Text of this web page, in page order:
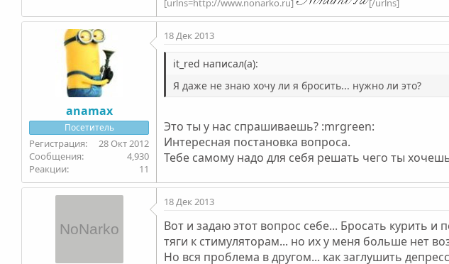
anamax
Посетитель
28 Окт 2012
4,930
11
18 Дек 2013
it_red написал(а):
Я даже не знаю хочу ли я бросить... нужно ли это?
Это ты у нас спрашиваешь? :mrgreen:
Интересная постановка вопроса.
Тебе самому надо для себя решать чего ты
18 Дек 2013
Вот и задаю этот вопрос себе... Бросать курить
тяги к стимуляторам... но их у меня больше нет
Но вся проблема в другом... как заглушить